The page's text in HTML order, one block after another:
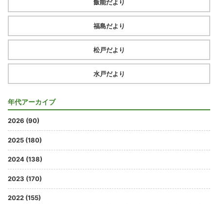
飯能だより
福島だより
松戸だより
水戸だより
年代アーカイブ
2026 (90)
2025 (180)
2024 (138)
2023 (170)
2022 (155)